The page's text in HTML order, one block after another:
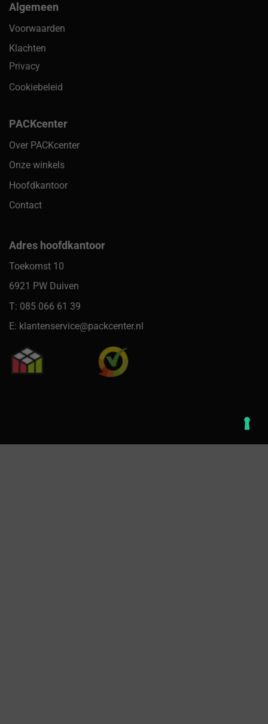
Algemeen
Voorwaarden
Klachten
Privacy
Cookiebeleid
PACKcenter
Over PACKcenter
Onze winkels
Hoofdkantoor
Contact
Adres hoofdkantoor
Toekomst 10
6921 PW Duiven
T: 085 066 61 39
E: klantenservice@packcenter.nl